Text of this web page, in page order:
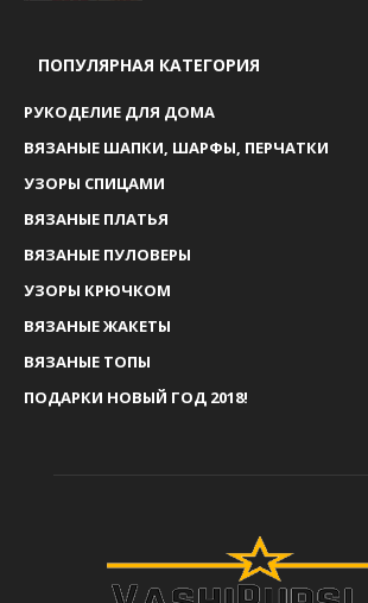
ПОПУЛЯРНАЯ КАТЕГОРИЯ
РУКОДЕЛИЕ ДЛЯ ДОМА
ВЯЗАНЫЕ ШАПКИ, ШАРФЫ, ПЕРЧАТКИ
УЗОРЫ СПИЦАМИ
ВЯЗАНЫЕ ПЛАТЬЯ
ВЯЗАНЫЕ ПУЛОВЕРЫ
УЗОРЫ КРЮЧКОМ
ВЯЗАНЫЕ ЖАКЕТЫ
ВЯЗАНЫЕ ТОПЫ
ПОДАРКИ НОВЫЙ ГОД 2018!